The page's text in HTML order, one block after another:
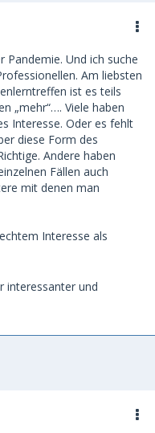
Pandemie. Und ich suche
Am liebsten
ist es teils
„mehr“…. Viele haben
Interesse. Oder es fehlt
diese Form des
Andere haben
Fällen auch
mit denen man
Interesse als
interessanter und